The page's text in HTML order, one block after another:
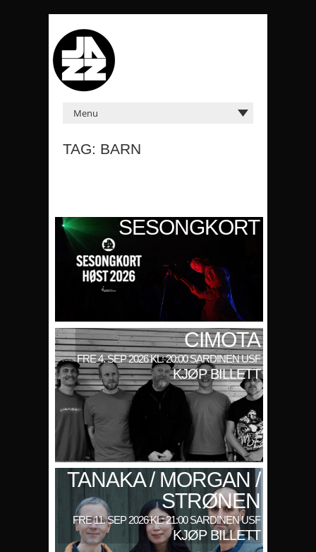
TAG: BARN
SESONGKORT
CIMOTA
FRE 4. SEP 2026 KL: 20:00 SARDINEN USF
KJØP BILLETT
TANAKA / MORGAN /
STRØNEN
FRE 11. SEP 2026 KL: 21:00 SARDINEN USF
KJØP BILLETT